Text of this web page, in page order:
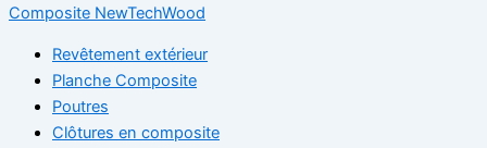
Composite NewTechWood
Revêtement extérieur
Planche Composite
Poutres
Clôtures en composite